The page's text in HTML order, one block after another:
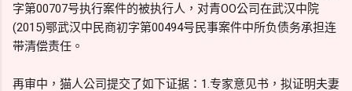
字第00707号执行案件的被执行人，对青OO公司在武汉中院
(2015)鄂武汉中民商初字第00494号民事案件中所负债务承担连
带清偿责任。
再审中，猫人公司提交了如下证据：1.专家意见书，拟证明夫妻